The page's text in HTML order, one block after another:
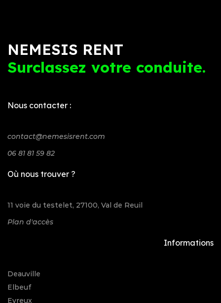
NEMESIS RENT
Surclassez votre conduite.
Nous contacter :
contact@nemesisrent.com
06 81 81 59 82
Où nous trouver ?
11 voie du testelet, 27100, Val de Reuil
Plan d'accès
Informations
Deauville
Elbeuf
Evreux